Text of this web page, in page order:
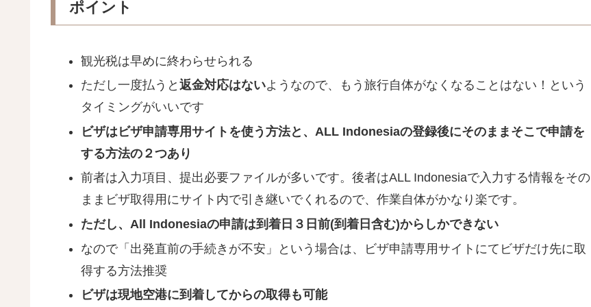
ポイント
観光税は早めに終わらせられる
ただし一度払うと 返金対応はないようなので、もう旅行自体がなくなることはない！という
タイミングがいいです
ビザはビザ申請専用サイトを使う方法と、ALL Indonesiaの登録後にそのままそこで申請を
する方法の２つあり
前者は入力項目、提出必要ファイルが多いです。後者はALL Indonesiaで入力する情報をその
ままビザ取得用にサイト内で引き継いでくれるので、作業自体がかなり楽です。
ただし、All Indonesiaの申請は到着日３日前(到着日含む)からしかできない
なので「出発直前の手続きが不安」という場合は、ビザ申請専用サイトにてビザだけ先に取
得する方法推奨
ビザは現地空港に到着してからの取得も可能